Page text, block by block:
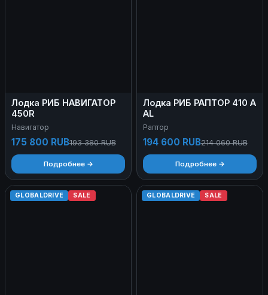
Лодка РИБ НАВИГАТОР
450R
Навигатор
175 800 RUB193 380 RUB
Подробнее →
Лодка РИБ РАПТОР 410 А
AL
Раптор
194 600 RUB214 060 RUB
Подробнее →
GLOBALDRIVE SALE GLOBALDRIVE SALE